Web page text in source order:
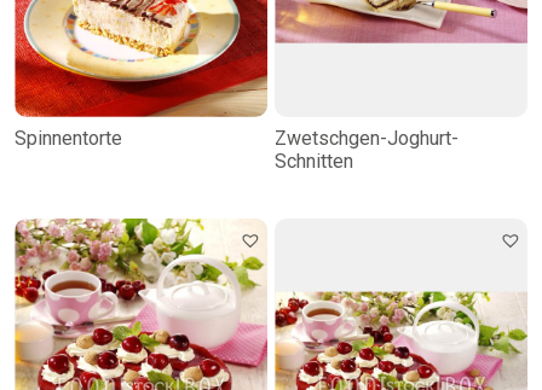
Spinnentorte
Zwetschgen-Joghurt-
Schnitten